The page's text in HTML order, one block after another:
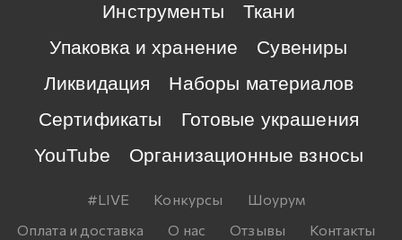
Инструменты
Ткани
Упаковка и хранение
Сувениры
Ликвидация
Наборы материалов
Сертификаты
Готовые украшения
YouTube
Организационные взносы
#LIVE Конкурсы
Шоурум
Оплата и доставка
О нас Отзывы
Контакты